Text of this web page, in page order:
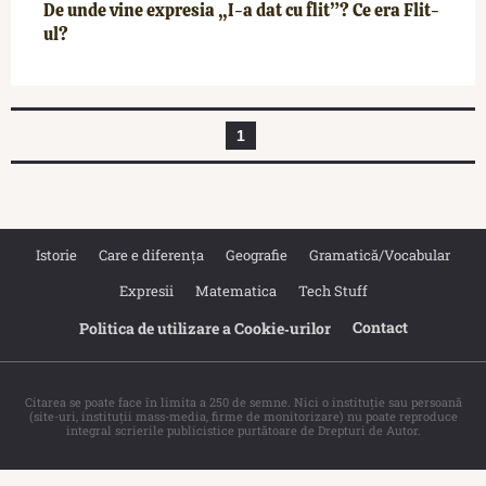
De unde vine expresia „I-a dat cu flit”? Ce era Flit-
ul?
1
Istorie Care e diferența Geografie
Gramatică/Vocabular
Expresii
Matematica Tech Stuff
Politica de utilizare a Cookie‐urilor Contact
Citarea se poate face în limita a 250 de semne. Nici o instituţie sau persoană
(site-uri, instituţii mass-media, firme de monitorizare) nu poate reproduce
integral scrierile publicistice purtătoare de Drepturi de Autor.